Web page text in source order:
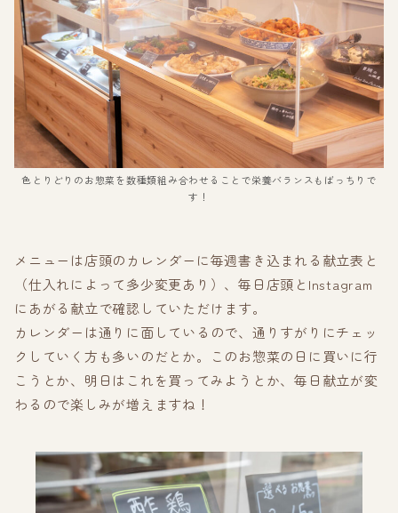
色とりどりのお惣菜を数種類組み合わせることで栄養バランスもばっちりで
す！
メニューは店頭のカレンダーに毎週書き込まれる献立表と
（仕入れによって多少変更あり）、毎日店頭とInstagram
にあがる献立で確認していただけます。
カレンダーは通りに面しているので、通りすがりにチェッ
クしていく方も多いのだとか。このお惣菜の日に買いに行
こうとか、明日はこれを買ってみようとか、毎日献立が変
わるので楽しみが増えますね！